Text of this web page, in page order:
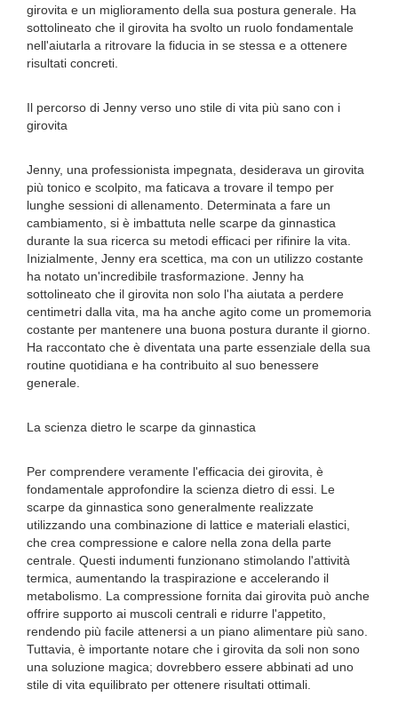
girovita e un miglioramento della sua postura generale. Ha
sottolineato che il girovita ha svolto un ruolo fondamentale
nell'aiutarla a ritrovare la fiducia in se stessa e a ottenere
risultati concreti.
Il percorso di Jenny verso uno stile di vita più sano con i
girovita
Jenny, una professionista impegnata, desiderava un girovita
più tonico e scolpito, ma faticava a trovare il tempo per
lunghe sessioni di allenamento. Determinata a fare un
cambiamento, si è imbattuta nelle scarpe da ginnastica
durante la sua ricerca su metodi efficaci per rifinire la vita.
Inizialmente, Jenny era scettica, ma con un utilizzo costante
ha notato un'incredibile trasformazione. Jenny ha
sottolineato che il girovita non solo l'ha aiutata a perdere
centimetri dalla vita, ma ha anche agito come un promemoria
costante per mantenere una buona postura durante il giorno.
Ha raccontato che è diventata una parte essenziale della sua
routine quotidiana e ha contribuito al suo benessere
generale.
La scienza dietro le scarpe da ginnastica
Per comprendere veramente l'efficacia dei girovita, è
fondamentale approfondire la scienza dietro di essi. Le
scarpe da ginnastica sono generalmente realizzate
utilizzando una combinazione di lattice e materiali elastici,
che crea compressione e calore nella zona della parte
centrale. Questi indumenti funzionano stimolando l'attività
termica, aumentando la traspirazione e accelerando il
metabolismo. La compressione fornita dai girovita può anche
offrire supporto ai muscoli centrali e ridurre l'appetito,
rendendo più facile attenersi a un piano alimentare più sano.
Tuttavia, è importante notare che i girovita da soli non sono
una soluzione magica; dovrebbero essere abbinati ad uno
stile di vita equilibrato per ottenere risultati ottimali.